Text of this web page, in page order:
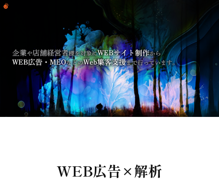
WEB広告×解析